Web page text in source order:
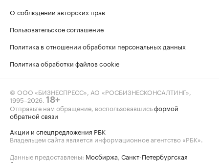
О соблюдении авторских прав
Пользовательское соглашение
Политика в отношении обработки персональных данных
Политика обработки файлов cookie
© ООО «БИЗНЕСПРЕСС», АО «РОСБИЗНЕСКОНСАЛТИНГ»,
1995–2026 18+
Отправьте нам обращение, воспользовавшисьформой
обратной связи
Акции и спецпредложения РБК
Владельцем сайта является информационное агентство «РБК».
Данные предоставлены: Мосбиржа Санкт-Петербургская